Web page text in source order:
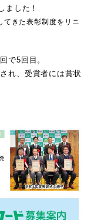
ました！
きた表彰制度をリニ
で5回目。
れ、受賞者には賞状